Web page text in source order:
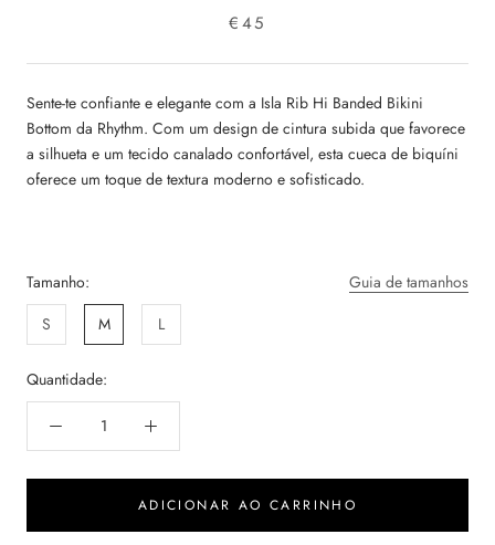
€45
Sente-te confiante e elegante com a Isla Rib Hi Banded Bikini
Bottom da Rhythm. Com um design de cintura subida que favorece
a silhueta e um tecido canalado confortável, esta cueca de biquíni
oferece um toque de textura moderno e sofisticado.
Tamanho:
Guia de tamanhos
S
M L
Quantidade:
ADICIONAR AO CARRINHO